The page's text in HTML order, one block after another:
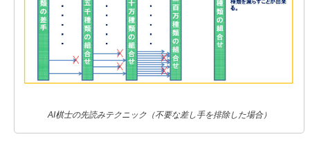
AI棋士の先読みテクニック（不要な差し手を排除した場合）